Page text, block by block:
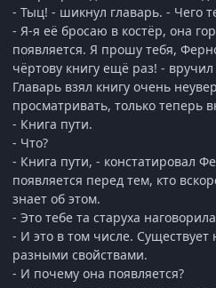
- Тыц! - шикнул главарь. - Чего
- Я-я её бросаю в костёр, она
появляется. Я прошу тебя,
чёртову книгу ещё раз! -
Главарь взял книгу очень
просматривать, только теперь
- Книга пути.
- Что?
- Книга пути, - констатировал
появляется перед тем, кто
знает об этом.
- Это тебе та старуха
- И это в том числе. Существует
разными свойствами.
- И почему она появляется?